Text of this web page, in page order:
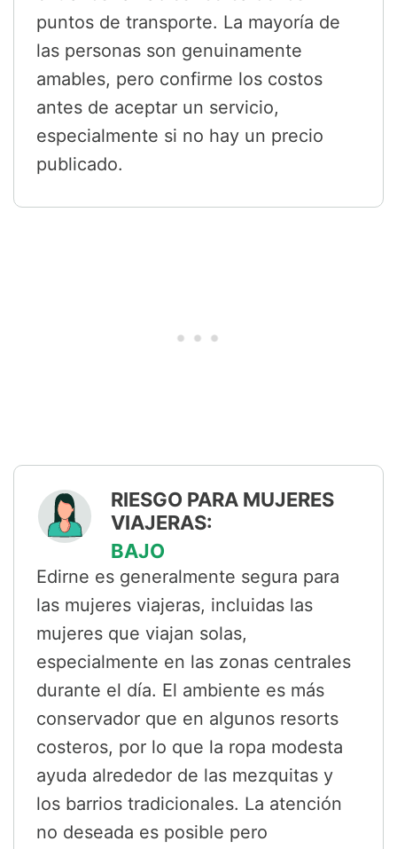
puntos de transporte. La mayoría de
las personas son genuinamente
amables, pero confirme los costos
antes de aceptar un servicio,
especialmente si no hay un precio
publicado.
RIESGO PARA MUJERES
VIAJERAS:
BAJO
Edirne es generalmente segura para
las mujeres viajeras, incluidas las
mujeres que viajan solas,
especialmente en las zonas centrales
durante el día. El ambiente es más
conservador que en algunos resorts
costeros, por lo que la ropa modesta
ayuda alrededor de las mezquitas y
los barrios tradicionales. La atención
no deseada es posible pero